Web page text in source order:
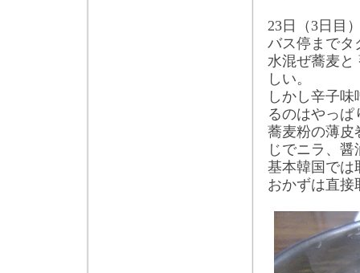
23 日（3 日目
バス停までタ
水混ぜ蕎麦と
しい。
しかし辛子
るのはやっぱ
蕎麦粉の薄皮
じでニラ、
基本韓国では
おかずは直接